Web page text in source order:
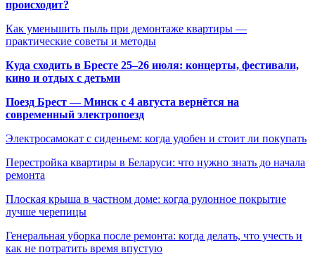
происходит?
Как уменьшить пыль при демонтаже квартиры —
практические советы и методы
Куда сходить в Бресте 25–26 июля: концерты, фестивали,
кино и отдых с детьми
Поезд Брест — Минск с 4 августа вернётся на
современный электропоезд
Электросамокат с сиденьем: когда удобен и стоит ли покупать
Перестройка квартиры в Беларуси: что нужно знать до начала
ремонта
Плоская крыша в частном доме: когда рулонное покрытие
лучше черепицы
Генеральная уборка после ремонта: когда делать, что учесть и
как не потратить время впустую